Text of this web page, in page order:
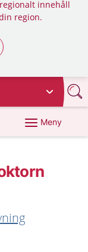
innehåll
region.
Meny